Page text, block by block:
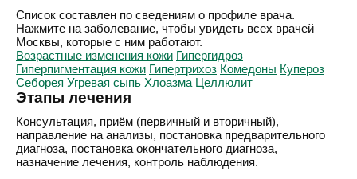
Список составлен по сведениям о профиле врача.
Нажмите на заболевание, чтобы увидеть всех врачей
Москвы, которые с ним работают.
Возрастные изменения кожи Гипергидроз
Гиперпигментация кожи Гипертрихоз Комедоны Купероз
Себорея Угревая сыпь Хлоазма Целлюлит
Этапы лечения
Консультация, приём (первичный и вторичный),
направление на анализы, постановка предварительного
диагноза, постановка окончательного диагноза,
назначение лечения, контроль наблюдения.